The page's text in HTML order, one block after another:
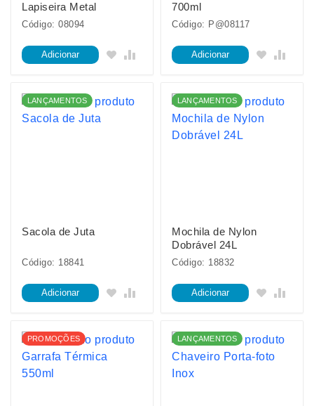
Lapiseira Metal
Código: 08094
Adicionar
700ml
Código: P@08117
Adicionar
LANÇAMENTOS
Sacola de Juta
Código: 18841
Adicionar
LANÇAMENTOS
Mochila de Nylon
Dobrável 24L
Código: 18832
Adicionar
PROMOÇÕES LANÇAMENTOS